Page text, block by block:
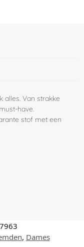
alles. Van strakke
have.
stof met een
, Dames